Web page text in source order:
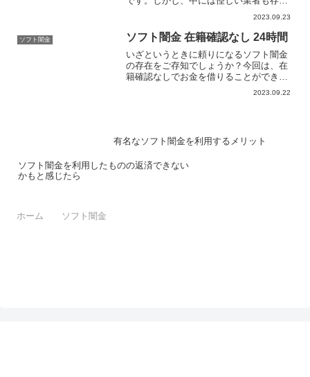
う方も多いのではないでしょうか。そこ
で今回は、安心安全なソフト闇金キャッ
シングについてご紹介しま...
2023.09.23
ソフト闇金 ソフト闇金 在籍確認なし 24時間
いざというときに頼りになるソフト闇金
の存在をご存知でしょうか？今回は、在
籍確認なしでお金を借りることができる
2023.09.22
有名なソフト闇金を利用するメリット
ソフト闇金を利用したものの返済できない
かもと感じたら
ホーム ソフト闇金